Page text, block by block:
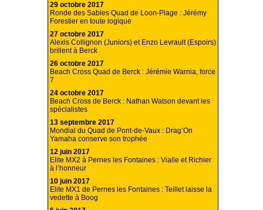
29 octobre 2017
Ronde des Sables Quad de Loon-Plage : Jérémy
Forestier en toute logique
27 octobre 2017
Alexis Collignon (Juniors) et Enzo Levrault (Espoirs)
brillent à Berck
26 octobre 2017
Beach Cross Quad de Berck : Jérémie Warnia, force
7
24 octobre 2017
Beach Cross de Berck : Nathan Watson devant les
spécialistes
13 septembre 2017
Mondial du Quad de Pont-de-Vaux : Drag’On
Yamaha conserve son trophée
12 juin 2017
Elite MX2 à Pernes les Fontaines : Vialle et Richier
à l’honneur
10 juin 2017
Elite MX1 de Pernes les Fontaines : Teillet laisse la
vedette à Boog